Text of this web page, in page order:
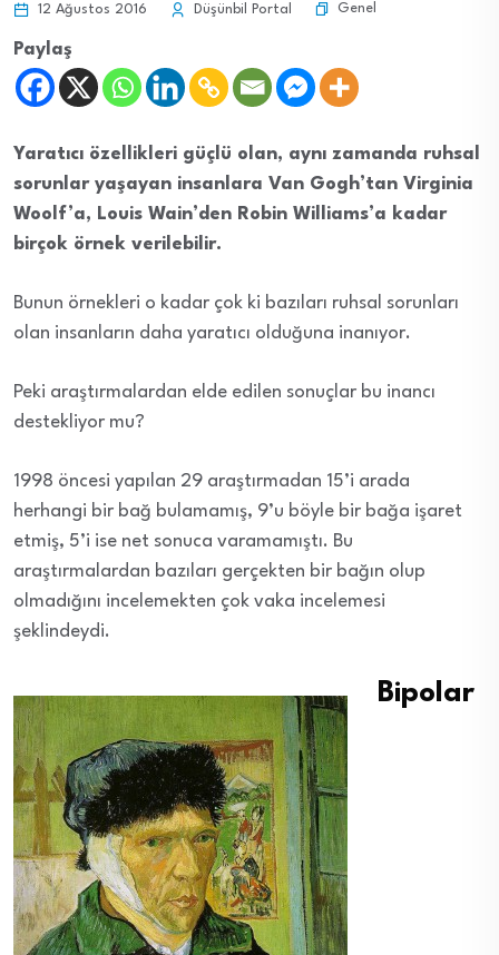
12 Ağustos 2016 Düşünbil Portal Genel
Paylaş
Yaratıcı özellikleri güçlü olan, aynı zamanda ruhsal
sorunlar yaşayan insanlara Van Gogh’tan Virginia
Woolf’a, Louis Wain’den Robin Williams’a kadar
birçok örnek verilebilir.
Bunun örnekleri o kadar çok ki bazıları ruhsal sorunları
olan insanların daha yaratıcı olduğuna inanıyor.
Peki araştırmalardan elde edilen sonuçlar bu inancı
destekliyor mu?
1998 öncesi yapılan 29 araştırmadan 15’i arada
herhangi bir bağ bulamamış, 9’u böyle bir bağa işaret
etmiş, 5’i ise net sonuca varamamıştı. Bu
araştırmalardan bazıları gerçekten bir bağın olup
olmadığını incelemekten çok vaka incelemesi
şeklindeydi.
Bipolar